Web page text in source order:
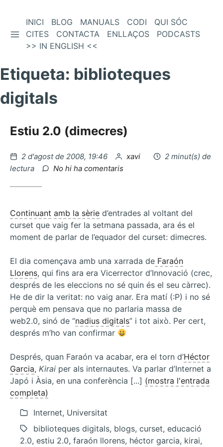
contingut
BARRA LATERAL
INICI BLOG MANUALS CODI
QUI SÓC
CITES
CONTACTA ENLLAÇOS
PODCASTS
>> IN ENGLISH <<
Etiqueta: biblioteques
digitals
Estiu 2.0 (dimecres)
Publicat
el
2 d'agost de 2008, 19:46 per
xavi
2 minut(s) de
lectura
No hi ha comentaris
Continuant amb la sèrie d’entrades al voltant del
curset que vaig fer la setmana passada, ara és el
moment de parlar de l’equador del curset: dimecres.
El dia començava amb una xarrada de Faraón
Llorens, qui fins ara era Vicerrector d’Innovació (crec,
després de les eleccions no sé quin és el seu càrrec).
He de dir la veritat: no vaig anar. Era matí (:P) i no sé
perquè em pensava que no parlaria massa de
web2.0, sinó de “nadius digitals” i tot això. Per cert,
després m’ho van confirmar
Després, quan Faraón va acabar, era el torn d’Héctor
Garcia, Kirai per als internautes. Va parlar d’Internet a
Japó i Àsia, en una conferència [...] (mostra l'entrada
completa)
Internet, Universitat
biblioteques digitals, blogs, curset, educació
2.0, estiu 2.0, faraón llorens, héctor garcia, kirai,